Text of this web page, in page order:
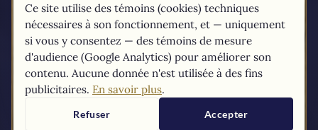
soit avec ton esprit. Que la grâce soit avec
vous.
Traduction liturgique de la Bible — AELF,
https://www.aelf.org/bible
Ce site utilise des témoins (cookies) techniques
nécessaires à son fonctionnement, et — uniquement
si vous y consentez — des témoins de mesure
d'audience (Google Analytics) pour améliorer son
contenu. Aucune donnée n'est utilisée à des fins
publicitaires. En savoir plus.
Refuser Accepter